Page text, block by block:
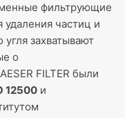
фильтрующие
частиц и
захватывают
о
FILTER были
12500 и